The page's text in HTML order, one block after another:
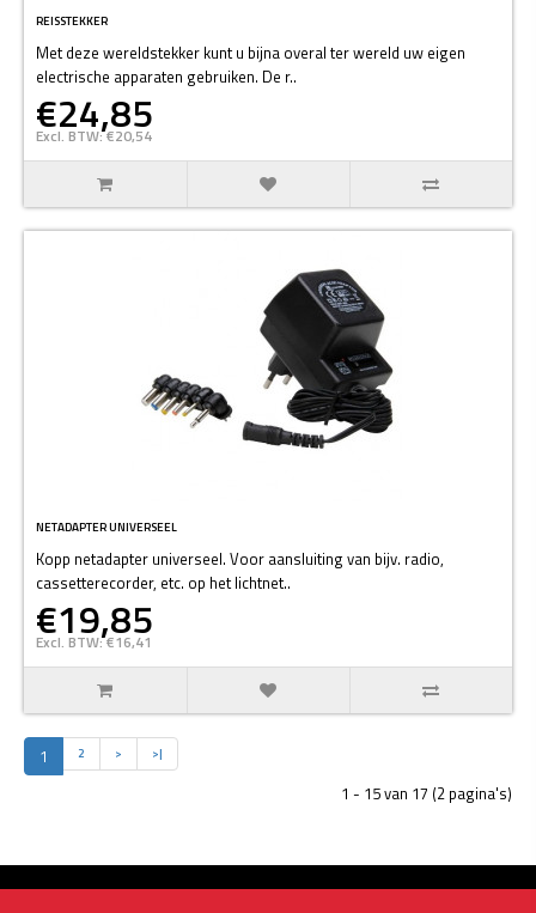
REISSTEKKER
Met deze wereldstekker kunt u bijna overal ter wereld uw eigen
electrische apparaten gebruiken. De r..
€24,85
Excl. BTW: €20,54
NETADAPTER UNIVERSEEL
Kopp netadapter universeel. Voor aansluiting van bijv. radio,
cassetterecorder, etc. op het lichtnet..
€19,85
Excl. BTW: €16,41
1 2 > >|
1 - 15 van 17 (2 pagina's)